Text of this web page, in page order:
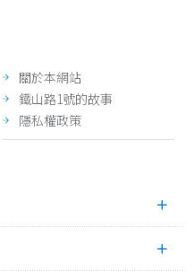
關於本網站
鐵山路1號的故事
隱私權政策